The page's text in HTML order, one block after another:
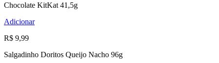
Chocolate KitKat 41,5g
Adicionar
R$ 9,99
Salgadinho Doritos Queijo Nacho 96g